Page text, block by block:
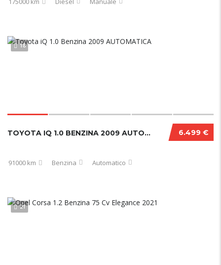
18
6.499 €
TOYOTA IQ 1.0 BENZINA 2009 AUTOMATICA
91000 km Benzina Automatico
21